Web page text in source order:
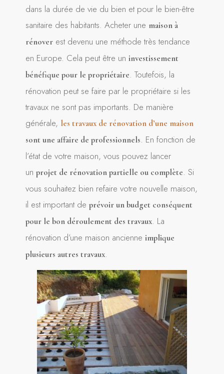
dans la durée de vie du bien et pour le bien-être
sanitaire des habitants. Acheter une maison à
rénoverest devenu une méthode très tendance
en Europe. Cela peut être un investissement
bénéfique pour le propriétaire. Toutefois, la
rénovation peut se faire par le propriétaire si les
travaux ne sont pas importants. De manière
générale, les travaux de rénovation d’une maison
sont une affaire de professionnels. En fonction de
l’état de votre maison, vous pouvez lancer
un projet de rénovation partielle ou complète. Si
vous souhaitez bien refaire votre nouvelle maison,
il est important de prévoir un budget conséquent
pour le bon déroulement des travaux. La
rénovation d’une maison ancienne implique
plusieurs autres travaux.